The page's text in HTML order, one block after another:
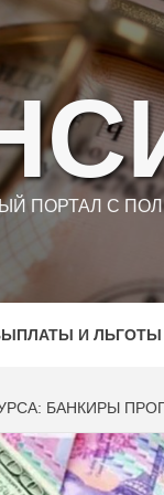
ПОРТАЛ С
И ЛЬГОТЫ
БАНКИРЫ